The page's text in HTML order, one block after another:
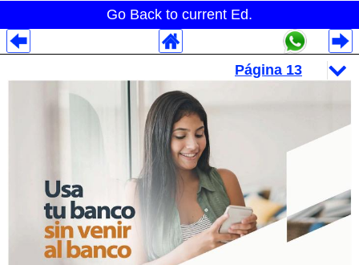
Go Back to current Ed.
Despliegues Analytics
Despliegues Totales
Despliegues por Rubros